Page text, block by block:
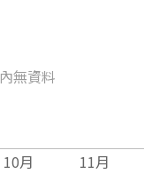
無資料
10月 11月